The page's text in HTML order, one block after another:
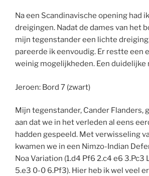
Na een Scandinavische opening had
dreigingen. Nadat de dames van het
mijn tegenstander een lichte
pareerde ik eenvoudig. Er restte een
weinig mogelijkheden. Een duidelijke
Jeroen: Bord 7 (zwart)
Mijn tegenstander, Cander Flanders,
aan dat we in het verleden al eens
hadden gespeeld. Met verwisseling
kwamen we in een Nimzo-Indian
Noa Variation (1.d4 Pf6 2.c4 e6 3.Pc3
5.e3 0-0 6.Pf3). Hier heb ik wel veel